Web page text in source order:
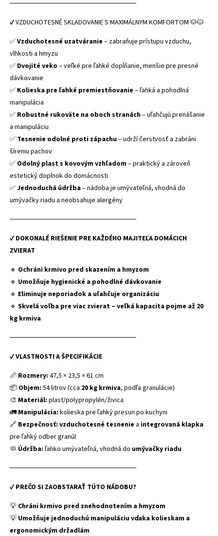
──────────────────────────
✔ VZDUCHOTESNÉ SKLADOVANIE S MAXIMÁLNYM KOMFORTOM 🐶🐱
✅Vzduchotesné uzatváranie – zabraňuje prístupu vzduchu,
vlhkosti a hmyzu
✅ Dvojité veko – veľké pre ľahké dopĺňanie, menšie pre presné
dávkovanie
✅ Kolieska pre ľahké premiestňovanie – ľahká a pohodlná
manipulácia
✅ Robustné rukoväte na oboch stranách– uľahčujú prenášanie
a manipuláciu
✅ Tesnenie odolné proti zápachu– udrží čerstvosť a zabráni
šíreniu pachov
✅ Odolný plast s kovovým vzhľadom– praktický a zároveň
estetický doplnok do domácnosti
✅Jednoduchá údržba– nádoba je umývateľná, vhodná do
umývačky riadu a neobsahuje alergény
──────────────────────────
✔ DOKONALÉ RIEŠENIE PRE KAŽDÉHO MAJITEĽA DOMÁCICH
ZVIERAT
🔹 Ochráni krmivo pred skazením a hmyzom
🔹 Umožňuje hygienické a pohodlné dávkovanie
🔹 Eliminuje neporiadok a uľahčuje organizáciu
🔹 Skvelá voľba pre viac zvierat – veľká kapacita pojme až 20
kg krmiva
──────────────────────────
✔VLASTNOSTI A ŠPECIFIKÁCIE
📏 Rozmery: 47,5 × 23,5 × 61 cm
📦 Objem: 54 litrov (cca 20 kg krmiva, podľa granulácie)
🎨 Materiál: plast/polypropylén/živica
🚛 Manipulácia: kolieska pre ľahký presun po kuchyni
🔗 Bezpečnosť: vzduchotesné tesnenie a integrovaná klapka
pre ľahký odber granúl
🧼 Údržba: ľahko umývateľná, vhodná do umývačky riadu
──────────────────────────
✔ PREČO SI ZAOBSTARAŤ TÚTO NÁDOBU?
💡 Chráni krmivo pred znehodnotením a hmyzom
💡 Umožňuje jednoduchú manipuláciu vďaka kolieskam a
ergonomickým držadlám